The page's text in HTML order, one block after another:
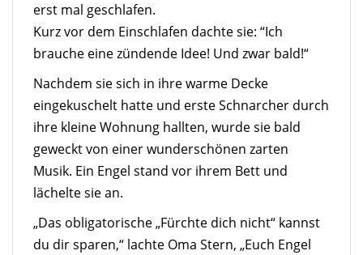
erst mal geschlafen.
Kurz vor dem Einschlafen dachte sie: “Ich
brauche eine zündende Idee! Und zwar bald!“
Nachdem sie sich in ihre warme Decke
eingekuschelt hatte und erste Schnarcher durch
ihre kleine Wohnung hallten, wurde sie bald
geweckt von einer wunderschönen zarten
Musik. Ein Engel stand vor ihrem Bett und
lächelte sie an.
„Das obligatorische „Fürchte dich nicht“ kannst
du dir sparen,“ lachte Oma Stern, „Euch Engel